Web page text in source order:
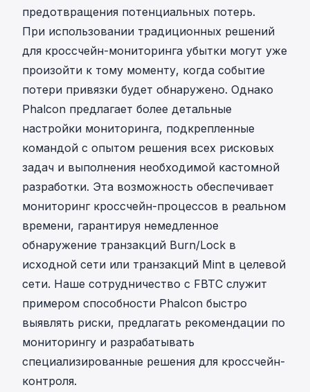
предотвращения потенциальных потерь.
При использовании традиционных решений
для кроссчейн-мониторинга убытки могут уже
произойти к тому моменту, когда событие
потери привязки будет обнаружено. Однако
Phalcon предлагает более детальные
настройки мониторинга, подкрепленные
командой с опытом решения всех рисковых
задач и выполнения необходимой кастомной
разработки. Эта возможность обеспечивает
мониторинг кроссчейн-процессов в реальном
времени, гарантируя немедленное
обнаружение транзакций Burn/Lock в
исходной сети или транзакций Mint в целевой
сети. Наше сотрудничество с FBTC служит
примером способности Phalcon быстро
выявлять риски, предлагать рекомендации по
мониторингу и разрабатывать
специализированные решения для кроссчейн-
контроля.